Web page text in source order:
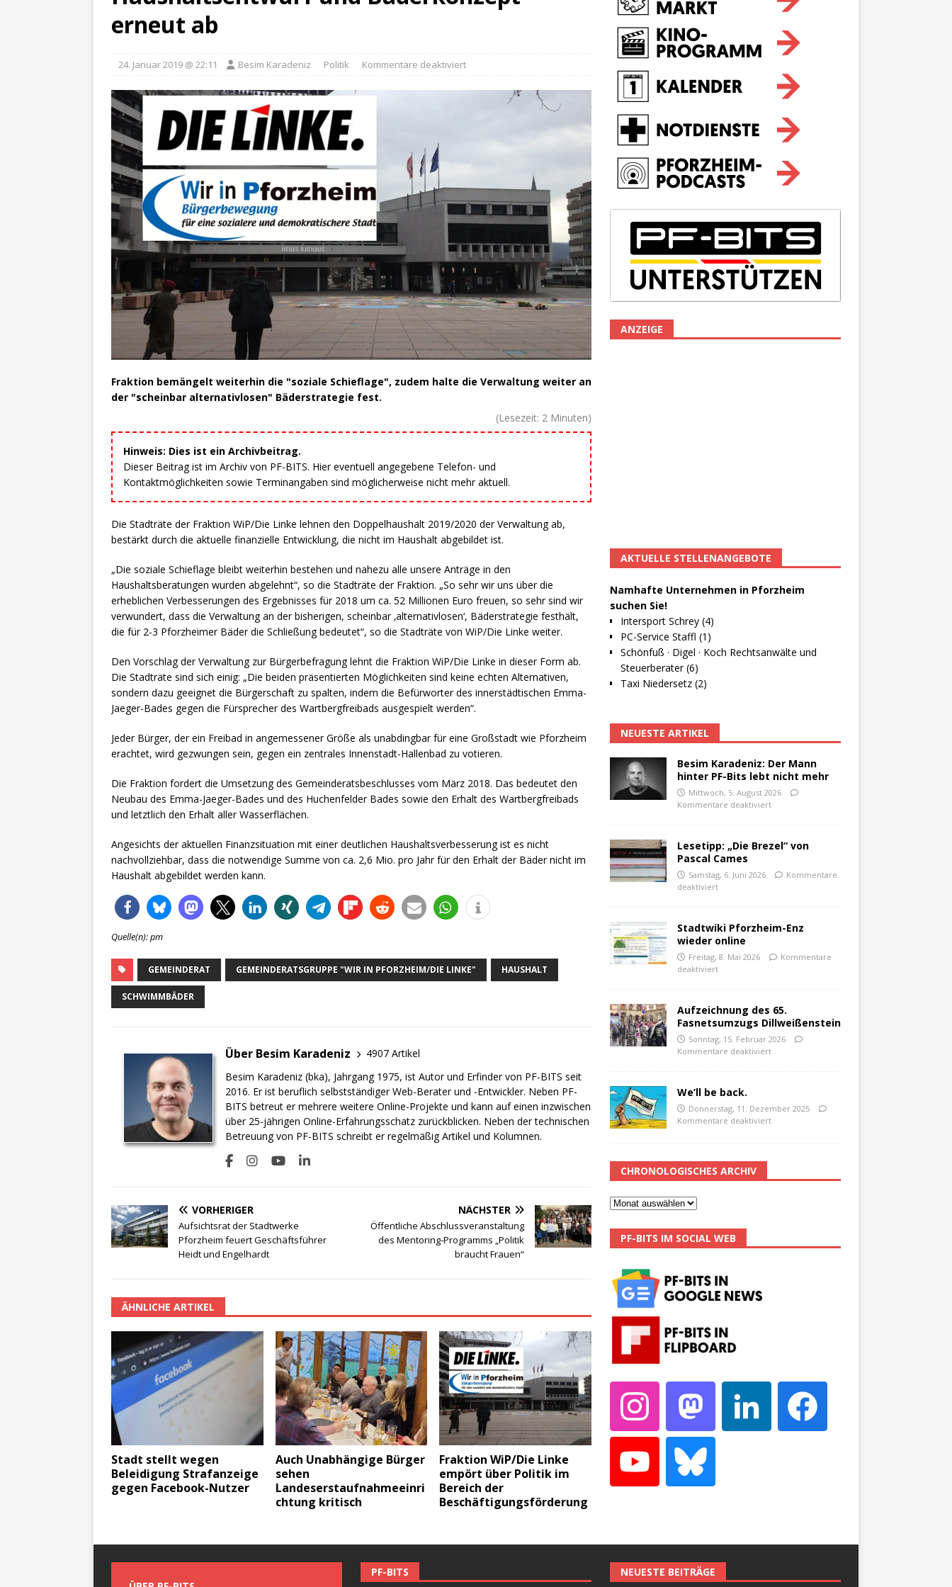
erneut ab
24. Januar 2019 @ 22:11 Besim Karadeniz Politik Kommentare deaktiviert
Fraktion bemängelt weiterhin die "soziale Schieflage", zudem halte die Verwaltung weiter an
der "scheinbar alternativlosen" Bäderstrategie fest.
(Lesezeit: 2 Minuten)
Hinweis: Dies ist ein Archivbeitrag.
Dieser Beitrag ist im Archiv von PF-BITS. Hier eventuell angegebene Telefon- und
Kontaktmöglichkeiten sowie Terminangaben sind möglicherweise nicht mehr aktuell.
Die Stadträte der Fraktion WiP/Die Linke lehnen den Doppelhaushalt 2019/2020 der Verwaltung ab,
bestärkt durch die aktuelle finanzielle Entwicklung, die nicht im Haushalt abgebildet ist.
„Die soziale Schieflage bleibt weiterhin bestehen und nahezu alle unsere Anträge in den
Haushaltsberatungen wurden abgelehnt“, so die Stadträte der Fraktion. „So sehr wir uns über die
erheblichen Verbesserungen des Ergebnisses für 2018 um ca. 52 Millionen Euro freuen, so sehr sind wir
verwundert, dass die Verwaltung an der bisherigen, scheinbar ‚alternativlosen‘, Bäderstrategie festhält,
die für 2-3 Pforzheimer Bäder die Schließung bedeutet“, so die Stadträte von WiP/Die Linke weiter.
Den Vorschlag der Verwaltung zur Bürgerbefragung lehnt die Fraktion WiP/Die Linke in dieser Form ab.
Die Stadträte sind sich einig: „Die beiden präsentierten Möglichkeiten sind keine echten Alternativen,
sondern dazu geeignet die Bürgerschaft zu spalten, indem die Befürworter des innerstädtischen Emma-
Jaeger-Bades gegen die Fürsprecher des Wartbergfreibads ausgespielt werden“.
Jeder Bürger, der ein Freibad in angemessener Größe als unabdingbar für eine Großstadt wie Pforzheim
erachtet, wird gezwungen sein, gegen ein zentrales Innenstadt-Hallenbad zu votieren.
Die Fraktion fordert die Umsetzung des Gemeinderatsbeschlusses vom März 2018. Das bedeutet den
Neubau des Emma-Jaeger-Bades und des Huchenfelder Bades sowie den Erhalt des Wartbergfreibads
und letztlich den Erhalt aller Wasserflächen.
Angesichts der aktuellen Finanzsituation mit einer deutlichen Haushaltsverbesserung ist es nicht
nachvollziehbar, dass die notwendige Summe von ca. 2,6 Mio. pro Jahr für den Erhalt der Bäder nicht im
Haushalt abgebildet werden kann.
Quelle(n): pm
GEMEINDERAT GEMEINDERATSGRUPPE "WIR IN PFORZHEIM/DIE LINKE" HAUSHALT
SCHWIMMBÄDER
Über Besim Karadeniz
4907 Artikel
Besim Karadeniz (bka), Jahrgang 1975, ist Autor und Erfinder von PF-BITS seit
2016. Er ist beruflich selbstständiger Web-Berater und -Entwickler. Neben PF-
BITS betreut er mehrere weitere Online-Projekte und kann auf einen inzwischen
über 25-jährigen Online-Erfahrungsschatz zurückblicken. Neben der technischen
Betreuung von PF-BITS schreibt er regelmäßig Artikel und Kolumnen.
VORHERIGER
Aufsichtsrat der Stadtwerke
Pforzheim feuert Geschäftsführer
Heidt und Engelhardt
NÄCHSTER
Öffentliche Abschlussveranstaltung
des Mentoring-Programms „Politik
braucht Frauen“
ÄHNLICHE ARTIKEL
Stadt stellt wegen
Beleidigung Strafanzeige
gegen Facebook-Nutzer
Auch Unabhängige Bürger
sehen
Landeserstaufnahmeeinri
chtung kritisch
Fraktion WiP/Die Linke
empört über Politik im
Bereich der
Beschäftigungsförderung
ANZEIGE
AKTUELLE STELLENANGEBOTE
Namhafte Unternehmen in Pforzheim
suchen Sie!
Intersport Schrey (4)
PC-Service Staffl (1)
Schönfuß · Digel · Koch Rechtsanwälte und
Steuerberater (6)
Taxi Niedersetz (2)
NEUESTE ARTIKEL
Besim Karadeniz: Der Mann
hinter PF-Bits lebt nicht mehr
Mittwoch, 5. August 2026
Kommentare deaktiviert
Lesetipp: „Die Brezel“ von
Pascal Cames
Samstag, 6. Juni 2026
Kommentare
deaktiviert
Stadtwiki Pforzheim-Enz
wieder online
Freitag, 8. Mai 2026
Kommentare
deaktiviert
Aufzeichnung des 65.
Fasnetsumzugs Dillweißenstein
Sonntag, 15. Februar 2026
Kommentare deaktiviert
We’ll be back.
Donnerstag, 11. Dezember 2025
Kommentare deaktiviert
CHRONOLOGISCHES ARCHIV
PF-BITS IM SOCIAL WEB
PF-BITS NEUESTE BEITRÄGE